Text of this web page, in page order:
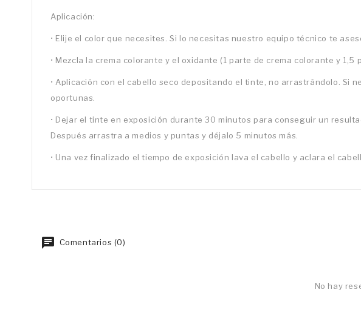
Aplicación:
• Elije el color que necesites. Si lo necesitas nuestro equipo técnico te
• Mezcla la crema colorante y el oxidante (1 parte de crema colorante y
• Aplicación con el cabello seco depositando el tinte, no arrastrándolo. Si
oportunas.
• Dejar el tinte en exposición durante 30 minutos para conseguir un
Después arrastra a medios y puntas y déjalo 5 minutos más.
• Una vez finalizado el tiempo de exposición lava el cabello y aclara el
Comentarios (0)
No hay